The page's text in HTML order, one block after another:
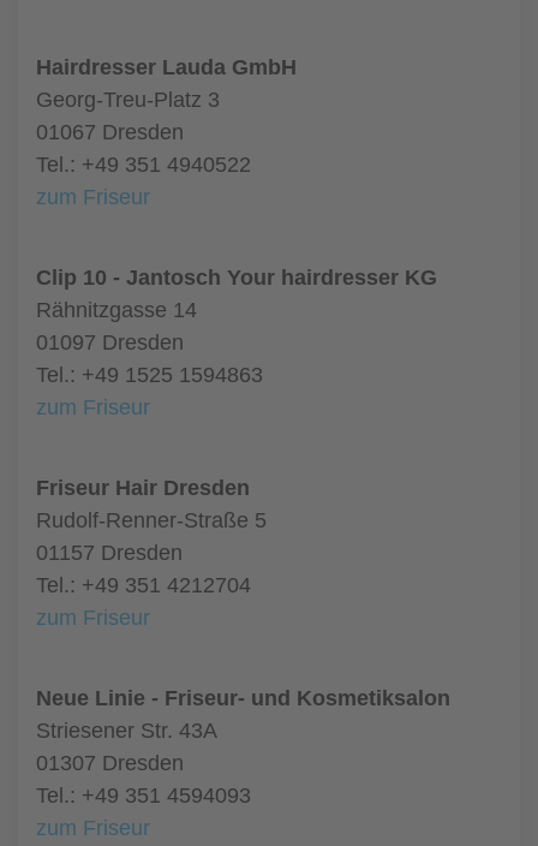
Hairdresser Lauda GmbH
Georg-Treu-Platz 3
01067 Dresden
Tel.: +49 351 4940522
zum Friseur
Clip 10 - Jantosch Your hairdresser KG
Rähnitzgasse 14
01097 Dresden
Tel.: +49 1525 1594863
zum Friseur
Friseur Hair Dresden
Rudolf-Renner-Straße 5
01157 Dresden
Tel.: +49 351 4212704
zum Friseur
Neue Linie - Friseur- und Kosmetiksalon
Striesener Str. 43A
01307 Dresden
Tel.: +49 351 4594093
zum Friseur